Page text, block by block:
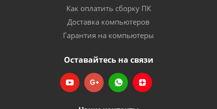
Как оплатить сборку ПК
Доставка компьютеров
Гарантия на компьютеры
Оставайтесь на связи